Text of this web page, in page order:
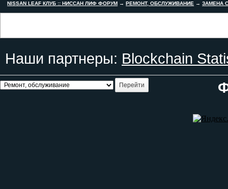
NISSAN LEAF КЛУБ :: НИССАН ЛИФ ФОРУМ →РЕМОНТ, ОБСЛУЖИВАНИЕ →ЗАМЕНА
Наши партнеры: Blockchain